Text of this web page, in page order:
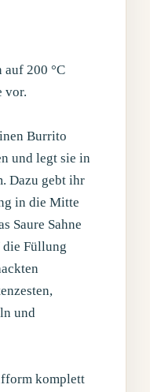
auf 200 °C
vor.
Burrito
und legt sie in
Dazu gebt ihr
in die Mitte
Saure Sahne
die Füllung
und
komplett